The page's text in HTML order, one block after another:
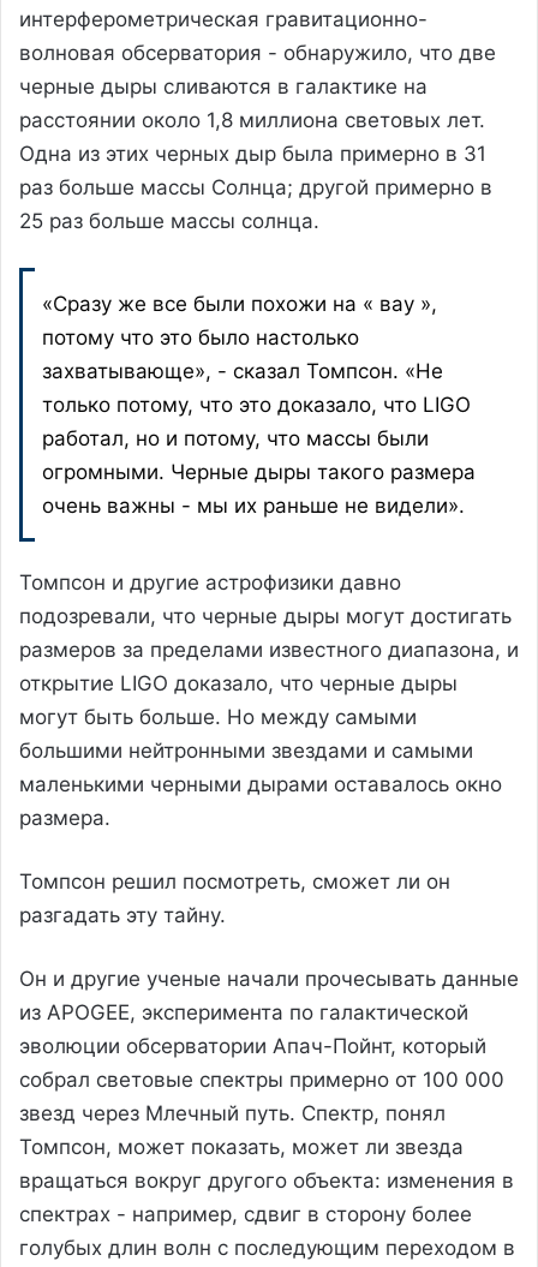
интерферометрическая гравитационно-
волновая обсерватория - обнаружило, что две
черные дыры сливаются в галактике на
расстоянии около 1,8 миллиона световых лет.
Одна из этих черных дыр была примерно в 31
раз больше массы Солнца; другой примерно в
25 раз больше массы солнца.
«Сразу же все были похожи на « вау »,
потому что это было настолько
захватывающе», - сказал Томпсон. «Не
только потому, что это доказало, что LIGO
работал, но и потому, что массы были
огромными. Черные дыры такого размера
очень важны - мы их раньше не видели».
Томпсон и другие астрофизики давно
подозревали, что черные дыры могут достигать
размеров за пределами известного диапазона, и
открытие LIGO доказало, что черные дыры
могут быть больше. Но между самыми
большими нейтронными звездами и самыми
маленькими черными дырами оставалось окно
размера.
Томпсон решил посмотреть, сможет ли он
разгадать эту тайну.
Он и другие ученые начали прочесывать данные
из APOGEE, эксперимента по галактической
эволюции обсерватории Апач-Пойнт, который
собрал световые спектры примерно от 100 000
звезд через Млечный путь. Спектр, понял
Томпсон, может показать, может ли звезда
вращаться вокруг другого объекта: изменения в
спектрах - например, сдвиг в сторону более
голубых длин волн с последующим переходом в